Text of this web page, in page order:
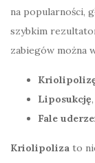
na popularności,
szybkim
zabiegów można
Liposukcję,
Fale
Kriolipoliza to